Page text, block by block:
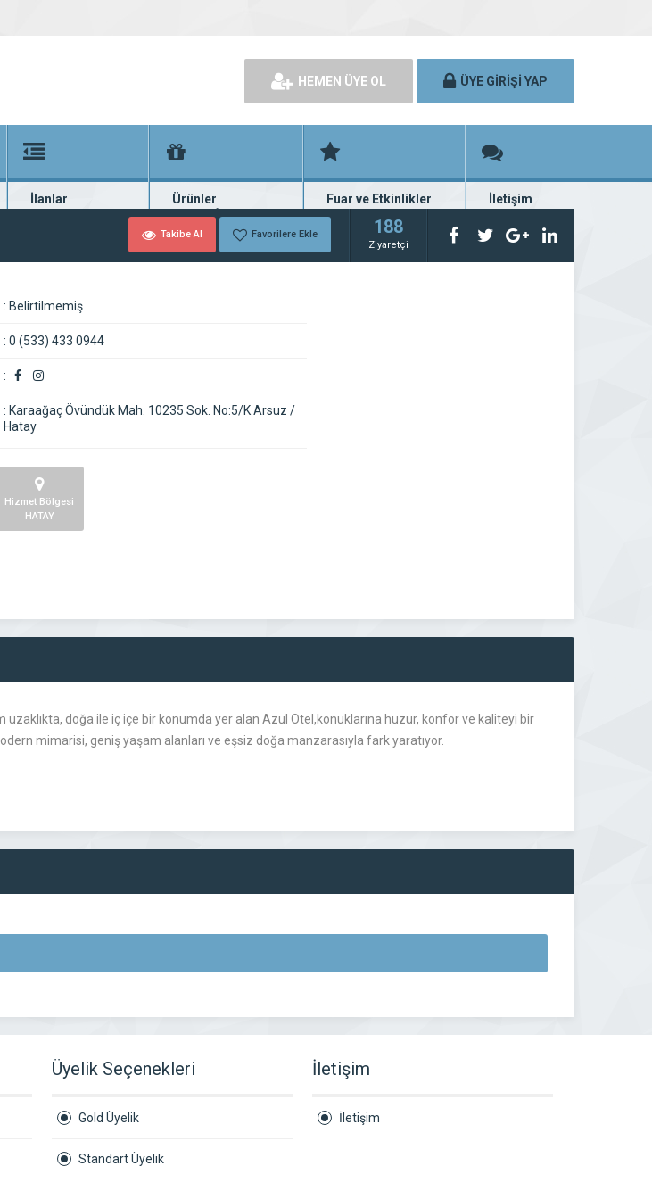
HEMEN ÜYE OL ÜYE GİRİŞİ YAP
İlanlar
Güncel seri ilanlar
Ürünler
Binlerce firma ürünü
Fuar ve Etkinlikler
Fuar ve etkinlik planları
İletişim
Bize ulaşın
Takibe Al Favorilere Ekle 188
Ziyaretçi
: Belirtilmemiş
: 0 (533) 433 0944
:
: Karaağaç Övündük Mah. 10235 Sok. No:5/K Arsuz /
Hatay
Hizmet Bölgesi
HATAY
doğa ile iç içe bir konumda yer alan Azul Otel,konuklarına huzur, konfor ve kaliteyi bir
mimarisi, geniş yaşam alanları ve eşsiz doğa manzarasıyla fark yaratıyor.
Üyelik Seçenekleri
Gold Üyelik
Standart Üyelik
İletişim
İletişim